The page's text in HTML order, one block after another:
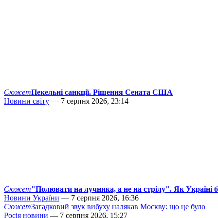
СюжетПекельні санкції. Рішення Сената США
Новини світу — 7 серпня 2026, 23:14
Сюжет"Полювати на лучника, а не на стрілу". Як Україні
Новини України — 7 серпня 2026, 16:36
СюжетЗагадковий звук вибуху налякав Москву: що це було
Росія новини — 7 серпня 2026, 15:27